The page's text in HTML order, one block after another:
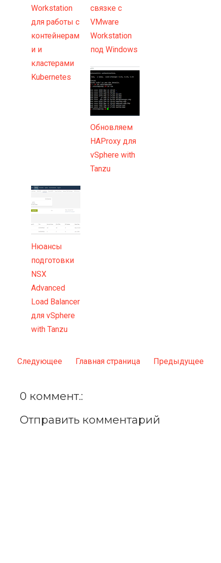
Workstation
для работы с
контейнерам
и и
кластерами
Kubernetes
связке с
VMware
Workstation
под Windows
Обновляем
HAProxy для
vSphere with
Tanzu
Нюансы
подготовки
NSX
Advanced
Load Balancer
для vSphere
with Tanzu
Следующее Предыдущее
Главная страница
0 коммент.:
Отправить комментарий